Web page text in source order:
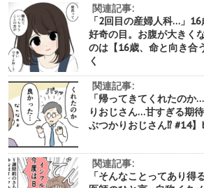
関連記事:
「2回目の産婦人科…」
好奇の目。お腹が大きく
のは【16歳、命と向き合
く
関連記事:
「帰ってきてくれたの
りおじさん…甘すぎる期
ぶつかりおじさん⁉︎ #14
関連記事:
「そんなことってあり得